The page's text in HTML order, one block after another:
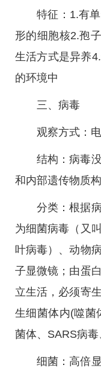
特征：1.有
形的细胞核2.孢
生活方式是异养
的环境中
三、病毒
观察方式：
结构：病毒
和内部遗传物质
分类：根据
为细菌病毒（又
叶病毒）、动物
子显微镜；由蛋
立生活，必须寄
生细菌体内(噬菌
菌体、SARS病毒
细菌：高倍